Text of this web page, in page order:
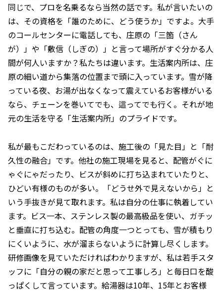
同じで、プロを名乗るなら当然の話です。私が言いたいの
は、その資格を「誰のために、どう使うか」ですよ。大手
のコールセンターに電話しても、庄原の「三箇（さん
が）」や「敷信（しぎの）」と言って場所がすぐ分かる人
間が何人いますか？私たちは違います。生活案内所は、庄
原の細い道から集落の位置まで頭に入っています。雪が降
っている夜、お湯が出なくなって震えているお客様がいる
なら、チェーンを巻いてでも、這ってでも行く。それが地
元の生活を守る「生活案内所」のプライドです。
私が最もこだわっているのは、施工後の「見た目」と「耐
久性の融合」です。他社の施工現場を見ると、配管がぐに
ゃぐにゃだったり、ビスが斜めに打ち込まれていたりと、
ひどい有様のものが多い。「どうせ外で見えないから」と
いう手抜きが見て取れます。私は自分の仕事に執着してい
ます。ビス一本、ステンレス製の最高級品を使い、ガチッ
と垂直に打ち込む。配管の角度一つとっても、雪が積もり
にくいように、水が溜まらないように計算し尽くします。
研修画像を見ていただければわかりますが、私は若手スタ
ッフに「自分の親の家だと思って工事しろ」と毎日口を酸
っぱくして言っています。給湯器は10年、15年とお客様